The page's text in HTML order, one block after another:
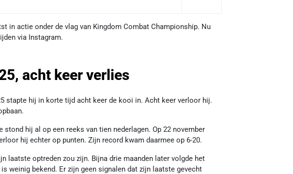
in actie onder de vlag van Kingdom Combat Championship. Nu
via Instagram.
acht keer verlies
stapte hij in korte tijd acht keer de kooi in. Acht keer verloor hij.
hij al op een reeks van tien nederlagen. Op 22 november
hij echter op punten. Zijn record kwam daarmee op 6-20.
laatste optreden zou zijn. Bijna drie maanden later volgde het
weinig bekend. Er zijn geen signalen dat zijn laatste gevecht